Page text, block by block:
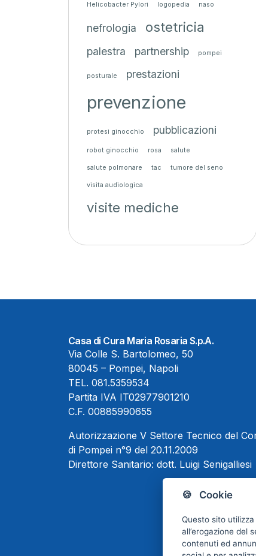
🍪 Cookie
Questo sito
all’erogazione del
contenuti ed
Helicobacter Pylori logopedia naso
nefrologia ostetricia
palestra partnership pompei
posturale prestazioni
prevenzione
protesi ginocchio pubblicazioni
robot ginocchio rosa salute
salute polmonare tac tumore del seno
visita audiologica
visite mediche
Casa di Cura Maria Rosaria S.p.A.
Via Colle S. Bartolomeo, 50
80045 – Pompei, Napoli
TEL. 081.5359534
Partita IVA IT02977901210
C.F. 00885990655
Autorizzazione V Settore Tecnico del
di Pompei n°9 del 20.11.2009
Direttore Sanitario: dott. Luigi Senigalliesi